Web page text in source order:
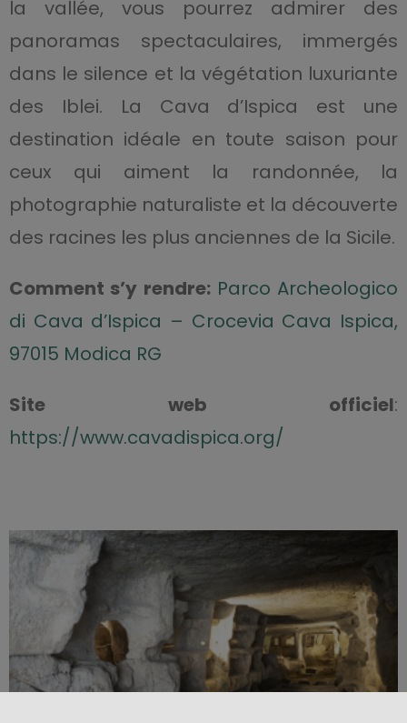
la vallée, vous pourrez admirer des
panoramas spectaculaires, immergés
dans le silence et la végétation luxuriante
des Iblei. La Cava d’Ispica est une
destination idéale en toute saison pour
ceux qui aiment la randonnée, la
photographie naturaliste et la découverte
des racines les plus anciennes de la Sicile.
Comment s’y rendre: Parco Archeologico
di Cava d’Ispica – Crocevia Cava Ispica,
97015 Modica RG
Site web officiel:
https://www.cavadispica.org/